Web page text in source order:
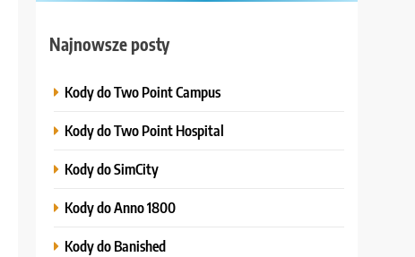
Najnowsze posty
Kody do Two Point Campus
Kody do Two Point Hospital
Kody do SimCity
Kody do Anno 1800
Kody do Banished